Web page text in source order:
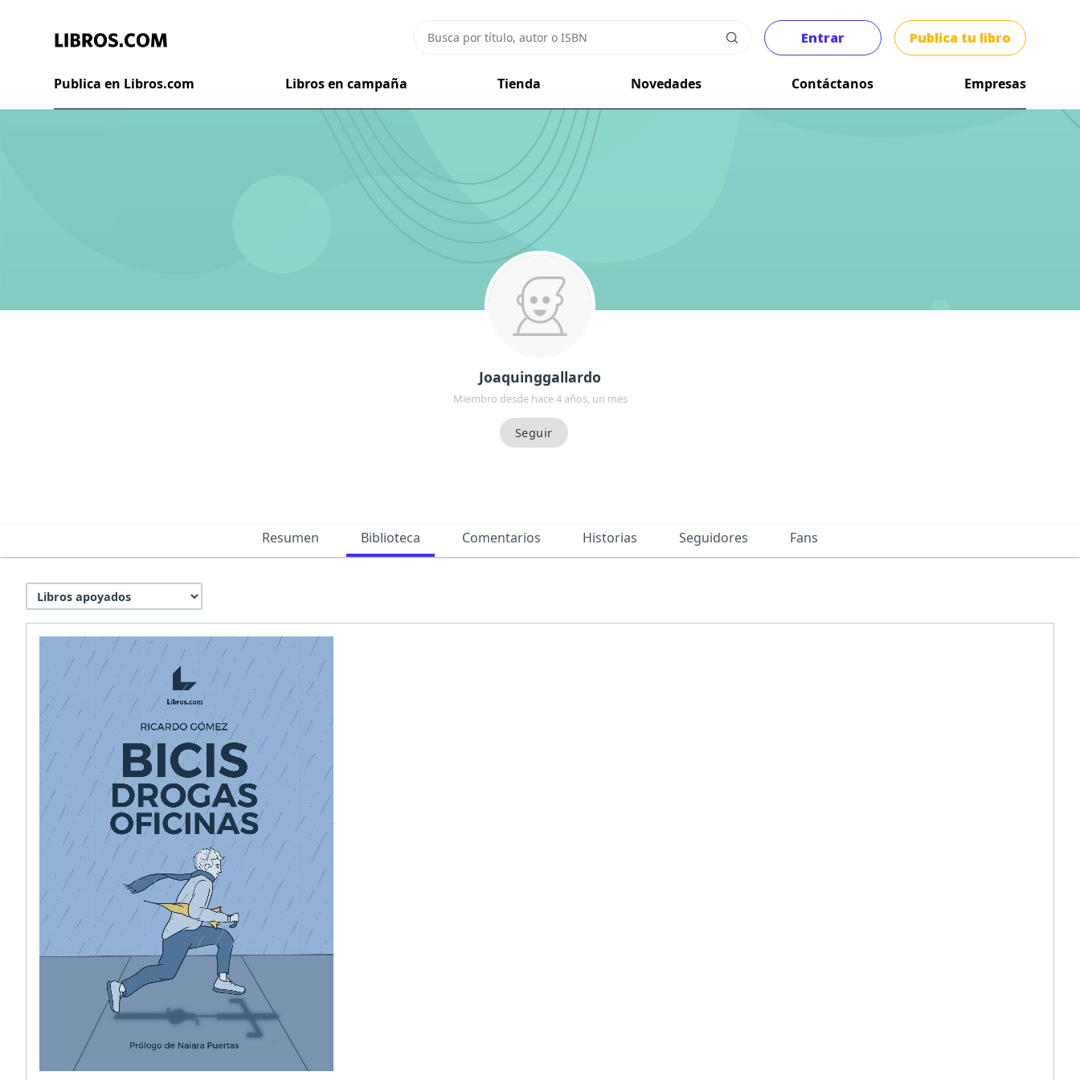
Entrar Publica tu libro
Publica en Libros.com Libros en campaña Tienda Novedades Contáctanos Empresas
Joaquinggallardo
Miembro desde hace 4 años, un mes
Resumen Biblioteca Comentarios Historias Seguidores Fans